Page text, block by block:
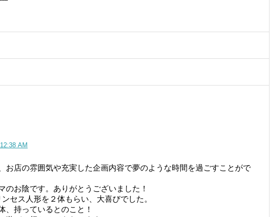
AM
お店の雰囲気や充実した企画内容で夢のような時間を過ごすことがで
のお陰です。ありがとうございました！
セス人形を２体もらい、大喜びでした。
、持っているとのこと！